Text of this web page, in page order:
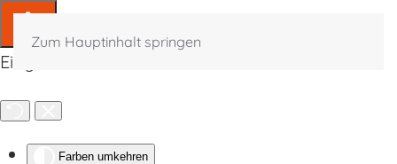
Eingabehilfen öffnen
Farben umkehren
Zum Hauptinhalt springen